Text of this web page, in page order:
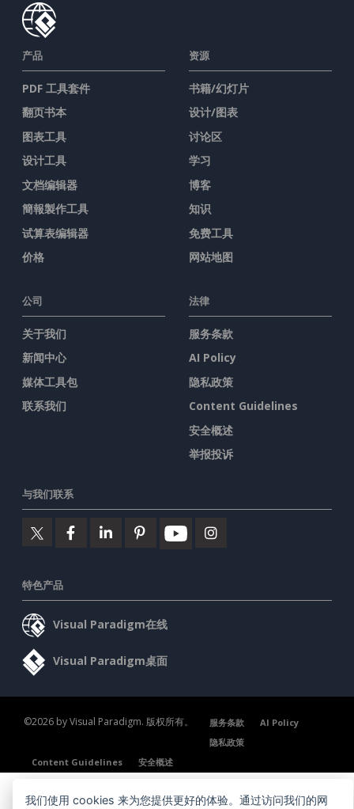
产品
PDF 工具套件
翻页书本
图表工具
设计工具
文档编辑器
簡報製作工具
试算表编辑器
价格
资源
书籍/幻灯片
设计/图表
讨论区
学习
博客
知识
免费工具
网站地图
公司
关于我们
新闻中心
媒体工具包
联系我们
法律
服务条款
AI Policy
隐私政策
Content Guidelines
安全概述
举报投诉
与我们联系
特色产品
Visual Paradigm在线
Visual Paradigm桌面
©2026 by Visual Paradigm. 版权所有。 服务条款
AI Policy
隐私政策
Content Guidelines
安全概述
我们使用 cookies 来为您提供更好的体验。通过访问我们的网